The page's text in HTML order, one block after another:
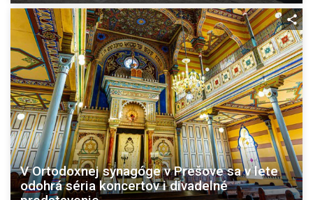
V Ortodoxnej synagóge v Prešove sa v lete
odohrá séria koncertov i divadelné